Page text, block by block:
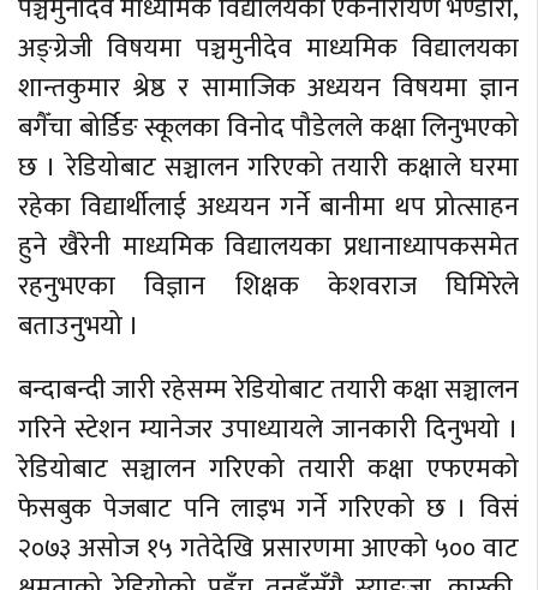
पञ्चमुनीदेव माध्यमिक विद्यालयका एकनारायण भण्डारी,
अङ्ग्रेजी विषयमा पञ्चमुनीदेव माध्यमिक विद्यालयका
शान्तकुमार श्रेष्ठ र सामाजिक अध्ययन विषयमा ज्ञान
बगैँचा बोर्डिङ स्कूलका विनोद पौडेलले कक्षा लिनुभएको
छ । रेडियोबाट सञ्चालन गरिएको तयारी कक्षाले घरमा
रहेका विद्यार्थीलाई अध्ययन गर्ने बानीमा थप प्रोत्साहन
हुने खैरेनी माध्यमिक विद्यालयका प्रधानाध्यापकसमेत
रहनुभएका विज्ञान शिक्षक केशवराज घिमिरेले
बताउनुभयो ।
बन्दाबन्दी जारी रहेसम्म रेडियोबाट तयारी कक्षा सञ्चालन
गरिने स्टेशन म्यानेजर उपाध्यायले जानकारी दिनुभयो ।
रेडियोबाट सञ्चालन गरिएको तयारी कक्षा एफएमको
फेसबुक पेजबाट पनि लाइभ गर्ने गरिएको छ । विसं
२०७३ असोज १५ गतेदेखि प्रसारणमा आएको ५०० वाट